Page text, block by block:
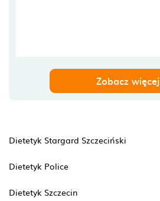
Zobacz więcej
Dietetyk Stargard Szczeciński
Dietetyk Police
Dietetyk Szczecin